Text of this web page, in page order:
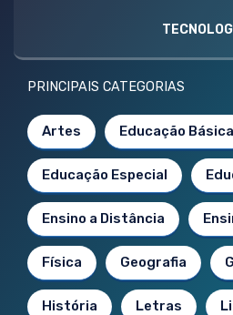
PRINCIPAIS CATEGORIAS
Artes Educação Básica
Educação Especial
Ensino a Distância
Física Geografia
História Letras